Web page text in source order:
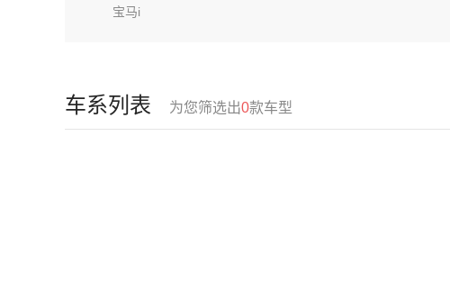
宝马i
车系列表 为您筛选出0款车型